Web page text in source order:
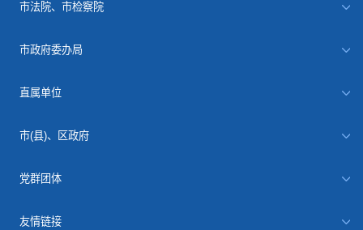
市法院、市检察院
市政府委办局
直属单位
市(县)、区政府
党群团体
友情链接